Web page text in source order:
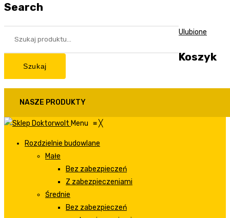
Search
Szukaj
Ulubione
Koszyk
NASZE PRODUKTY
Menu ≡╳
Rozdzielnie budowlane
Małe
Bez zabezpieczeń
Z zabezpieczeniami
Średnie
Bez zabezpieczeń